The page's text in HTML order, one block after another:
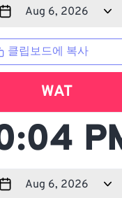
클립보드에 복사
WAT